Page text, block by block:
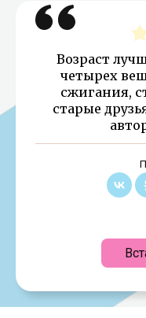
Возраст
четырех
сжигания,
старые